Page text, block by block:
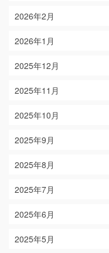
2026年2月
2026年1月
2025年12月
2025年11月
2025年10月
2025年9月
2025年8月
2025年7月
2025年6月
2025年5月